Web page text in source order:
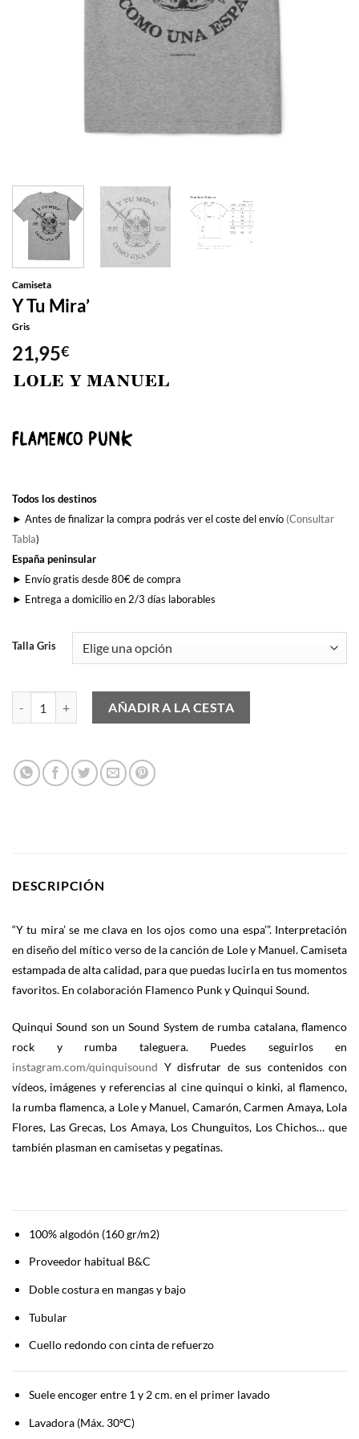
Camiseta
Y Tu Mira’
Gris
21,95€
Todos los destinos
► Antes de finalizar la compra podrás ver el coste del envío (Consultar
Tabla)
España peninsular
► Envío gratis desde 80€ de compra
► Entrega a domicilio en 2/3 días laborables
Talla Gris
AÑADIR A LA CESTA
DESCRIPCIÓN
“Y tu mira’ se me clava en los ojos como una espa’”. Interpretación
en diseño del mítico verso de la canción de Lole y Manuel. Camiseta
estampada de alta calidad, para que puedas lucirla en tus momentos
favoritos. En colaboración Flamenco Punk y Quinqui Sound.
Quinqui Sound son un Sound System de rumba catalana, flamenco
rock y rumba taleguera. Puedes seguirlos en
instagram.com/quinquisound Y disfrutar de sus contenidos con
vídeos, imágenes y referencias al cine quinqui o kinki, al flamenco,
la rumba flamenca, a Lole y Manuel, Camarón, Carmen Amaya, Lola
Flores, Las Grecas, Los Amaya, Los Chunguitos, Los Chichos… que
también plasman en camisetas y pegatinas.
100% algodón (160 gr/m2)
Proveedor habitual B&C
Doble costura en mangas y bajo
Tubular
Cuello redondo con cinta de refuerzo
Suele encoger entre 1 y 2 cm. en el primer lavado
Lavadora (Máx. 30ºC)